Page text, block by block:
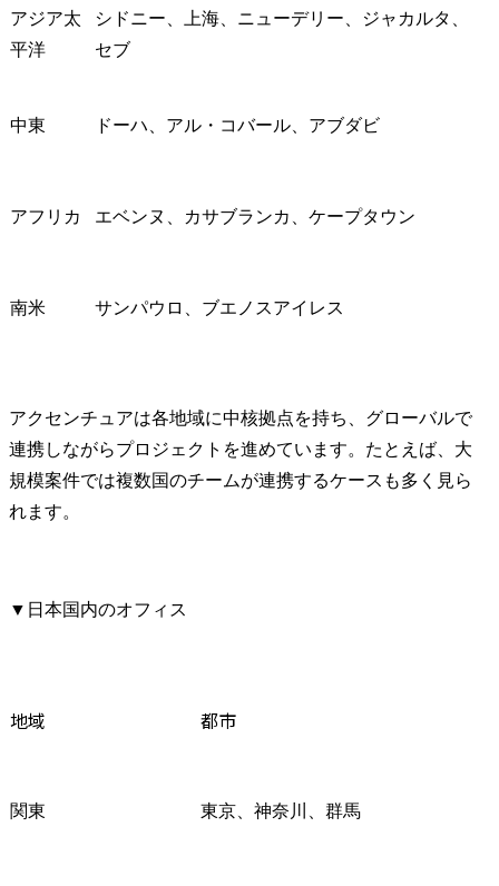
アジア太
平洋
シドニー、上海、ニューデリー、ジャカルタ、
セブ
中東 ドーハ、アル・コバール、アブダビ
アフリカ エベンヌ、カサブランカ、ケープタウン
南米 サンパウロ、ブエノスアイレス
アクセンチュアは各地域に中核拠点を持ち、グローバルで
連携しながらプロジェクトを進めています。たとえば、大
規模案件では複数国のチームが連携するケースも多く見ら
れます。
▼日本国内のオフィス
地域 都市
関東 東京、神奈川、群馬